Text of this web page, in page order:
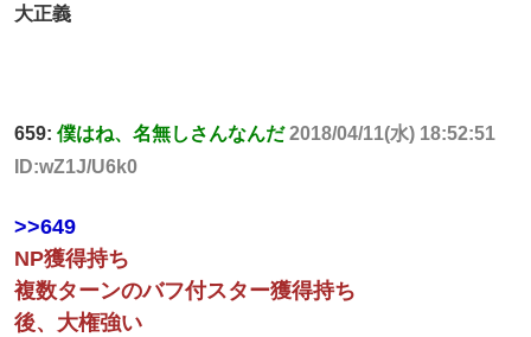
大正義
659: 僕はね、名無しさんなんだ 2018/04/11(水) 18:52:51
ID:wZ1J/U6k0
>>649
NP獲得持ち
複数ターンのバフ付スター獲得持ち
後、大権強い